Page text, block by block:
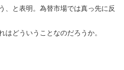
、と表明。為替市場では真っ先に反
はどういうことなのだろうか。